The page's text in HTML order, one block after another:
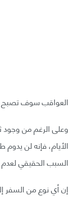
العواقب سوف تصبح
وعلى الرغم من
الأيام، فإنه لن
السبب الحقيقي
إن أي نوع من السفر